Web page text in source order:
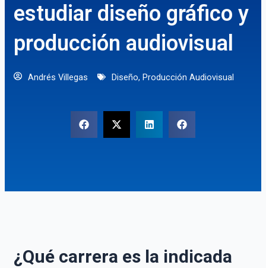
estudiar diseño gráfico y
producción audiovisual
Andrés Villegas Diseño, Producción Audiovisual
¿Qué carrera es la indicada